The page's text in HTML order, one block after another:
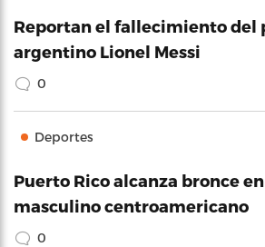
Reportan el fallecimiento del
argentino Lionel Messi
0
Deportes
Puerto Rico alcanza bronce
masculino centroamericano
0